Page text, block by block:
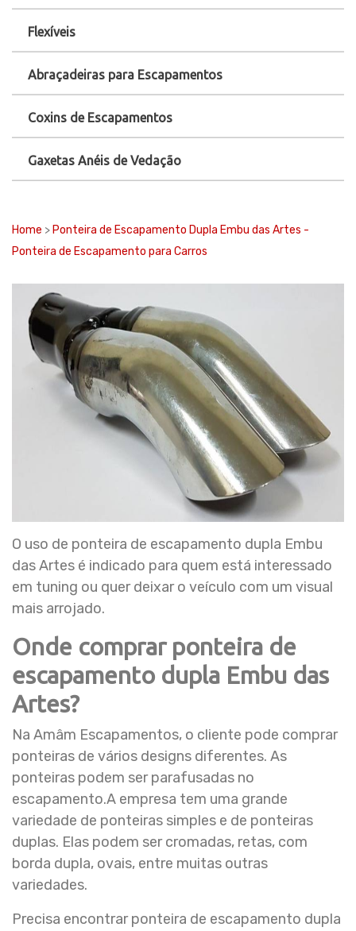
Flexíveis
Abraçadeiras para Escapamentos
Coxins de Escapamentos
Gaxetas Anéis de Vedação
Home > Ponteira de Escapamento Dupla Embu das Artes -
Ponteira de Escapamento para Carros
O uso de ponteira de escapamento dupla Embu
das Artes é indicado para quem está interessado
em tuning ou quer deixar o veículo com um visual
mais arrojado.
Onde comprar ponteira de
escapamento dupla Embu das
Artes?
Na Amâm Escapamentos, o cliente pode comprar
ponteiras de vários designs diferentes. As
ponteiras podem ser parafusadas no
escapamento.A empresa tem uma grande
variedade de ponteiras simples e de ponteiras
duplas. Elas podem ser cromadas, retas, com
borda dupla, ovais, entre muitas outras
variedades.
Precisa encontrar ponteira de escapamento dupla